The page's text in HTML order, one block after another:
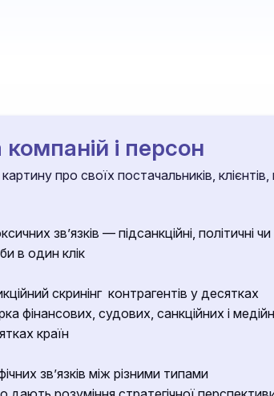
компаній і персон
про своїх постачальників,
зв’язків — підсанкційні, політичні чи
в один клік
скринінг контрагентів у десятках
фінансових, судових, санкційних і
країн
звʼязків між різними типами